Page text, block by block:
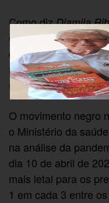
Como dizDjamila
o
do que parece
não reproduzir esse
uns e oprime outros”.
O movimento negro
o Ministério da
na análise da
dia 10 de abril de
mais letal para os
1 em cada 3 entre